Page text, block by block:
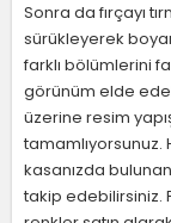
Sonra da fırçayı
sürükleyerek
farklı bölümlerini
görünüm elde
üzerine resim
tamamlıyorsunuz.
kasanızda
takip edebilirsiniz.